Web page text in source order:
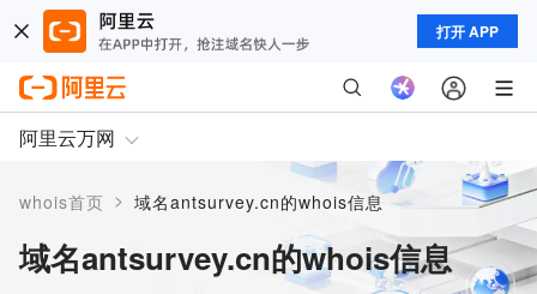
打开 APP
阿里云万网
whois首页 > 域名antsurvey.cn的whois信息
域名antsurvey.cn的whois信息